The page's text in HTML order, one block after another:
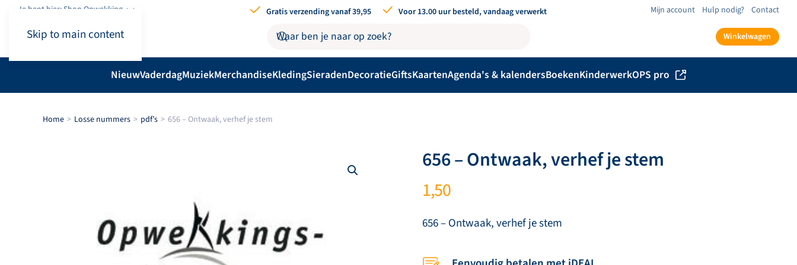
Skip to main content
Je bent hier: Shop.Opwekking Gratis verzending vanaf 39,95 Voor 13.00 uur besteld, vandaag verwerkt Mijn account Hulp nodig? Contact
Winkelwagen
NieuwVaderdagMuziekMerchandiseKledingSieradenDecoratieGiftsKaartenAgenda's & kalendersBoekenKinderwerkOPS pro
Home Losse nummers pdf’s 656 – Ontwaak, verhef je stem
656 – Ontwaak, verhef je stem
1,50
656 – Ontwaak, verhef je stem